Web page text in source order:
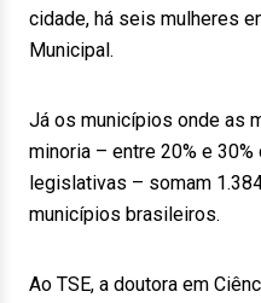
cidade, há seis mulheres
Municipal.
Já os municípios onde as
minoria – entre 20% e
legislativas – somam
municípios brasileiros.
Ao TSE, a doutora em